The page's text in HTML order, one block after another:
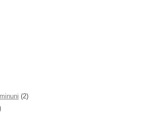
(2)